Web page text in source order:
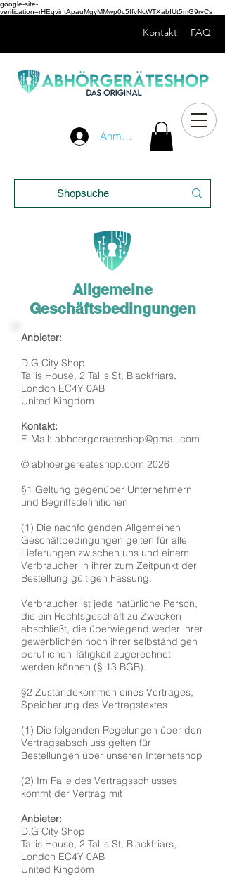
google-site-
verification=rHEqvintApauMgyMMwp0c5ffvNcWTXabIUt5mG9rvCs
Anmelden
Kontakt FAQ
Allgemeine
Geschäftsbedingungen
Anbieter:
D.G City Shop
Tallis House, 2 Tallis St, Blackfriars,
London EC4Y 0AB
United Kingdom
Kontakt:
E-Mail: abhoergeraeteshop@gmail.com
© abhoergereateshop.com 2026
§1 Geltung gegenüber Unternehmern
und Begriffsdefinitionen
(1) Die nachfolgenden Allgemeinen
Geschäftbedingungen gelten für alle
Lieferungen zwischen uns und einem
Verbraucher in ihrer zum Zeitpunkt der
Bestellung gültigen Fassung.
Verbraucher ist jede natürliche Person,
die ein Rechtsgeschäft zu Zwecken
abschließt, die überwiegend weder ihrer
gewerblichen noch ihrer selbständigen
beruflichen Tätigkeit zugerechnet
werden können (§ 13 BGB).
§2 Zustandekommen eines Vertrages,
Speicherung des Vertragstextes
(1) Die folgenden Regelungen über den
Vertragsabschluss gelten für
Bestellungen über unseren Internetshop
(2) Im Falle des Vertragsschlusses
kommt der Vertrag mit
Anbieter:
D.G City Shop
Tallis House, 2 Tallis St, Blackfriars,
London EC4Y 0AB
United Kingdom